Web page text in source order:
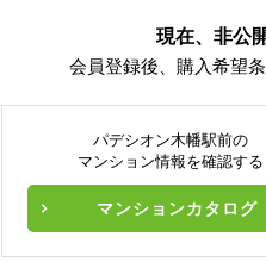
現在、非公
会員登録後、購入希望
パデシオン木幡駅前の
マンション情報を確認する
マンションカタログ